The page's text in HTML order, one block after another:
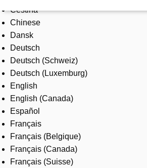
Products & Solutions
Industries
Services
About us
Where to buy
Contact us
Careers
Čeština
Chinese
Dansk
Deutsch
Deutsch (Schweiz)
Deutsch (Luxemburg)
English
English (Canada)
Español
Français
Français (Belgique)
Français (Canada)
Français (Suisse)